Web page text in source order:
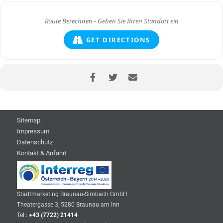
GET DIRECTIONS
Sitemap
Impressum
Datenschutz
Kontakt & Anfahrt
Stadtmarketing Braunau-Simbach GmbH
Theatergasse 3, 5280 Braunau am Inn
Tel.: +43 (7722) 21414